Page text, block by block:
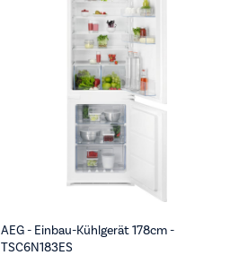
AEG - Einbau-Kühlgerät 178cm -
TSC6N183ES